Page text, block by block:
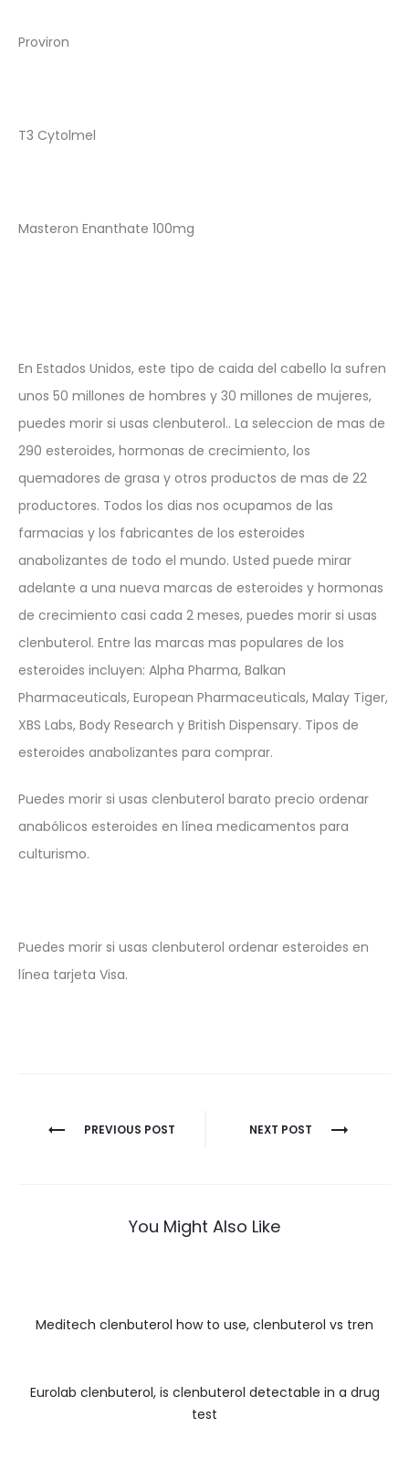
Proviron
T3 Cytolmel
Masteron Enanthate 100mg
En Estados Unidos, este tipo de caida del cabello la sufren
unos 50 millones de hombres y 30 millones de mujeres,
puedes morir si usas clenbuterol.. La seleccion de mas de
290 esteroides, hormonas de crecimiento, los
quemadores de grasa y otros productos de mas de 22
productores. Todos los dias nos ocupamos de las
farmacias y los fabricantes de los esteroides
anabolizantes de todo el mundo. Usted puede mirar
adelante a una nueva marcas de esteroides y hormonas
de crecimiento casi cada 2 meses, puedes morir si usas
clenbuterol. Entre las marcas mas populares de los
esteroides incluyen: Alpha Pharma, Balkan
Pharmaceuticals, European Pharmaceuticals, Malay Tiger,
XBS Labs, Body Research y British Dispensary. Tipos de
esteroides anabolizantes para comprar.
Puedes morir si usas clenbuterol barato precio ordenar
anabólicos esteroides en línea medicamentos para
culturismo.
Puedes morir si usas clenbuterol ordenar esteroides en
línea tarjeta Visa.
Nawigacja
PREVIOUS POST NEXT POST
You Might Also Like
Meditech clenbuterol how to use, clenbuterol vs tren
Eurolab clenbuterol, is clenbuterol detectable in a drug
test